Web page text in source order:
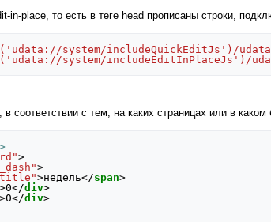
in-place, то есть в теге head прописаны строки,
system/includeQuickEditJs')/
system/includeEditInPlaceJs')/
соответствии с тем, на каких страницах или в
>
>
>недель</span>
>0</div>
>0</div>